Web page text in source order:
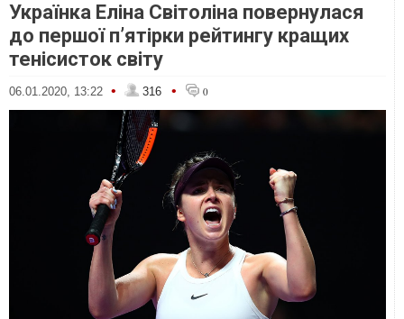
Українка Еліна Світоліна повернулася
до першої п’ятірки рейтингу кращих
тенісисток світу
06.01.2020, 13:22 • 316 • 0